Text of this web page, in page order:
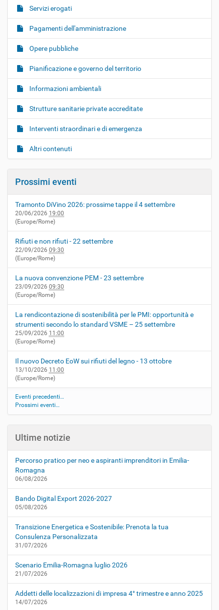
Servizi erogati
Pagamenti dell'amministrazione
Opere pubbliche
Pianificazione e governo del territorio
Informazioni ambientali
Strutture sanitarie private accreditate
Interventi straordinari e di emergenza
Altri contenuti
Prossimi eventi
Tramonto DiVino 2026: prossime tappe il 4 settembre
20/06/2026 19:00
(Europe/Rome)
Rifiuti e non rifiuti - 22 settembre
22/09/2026 09:30
(Europe/Rome)
La nuova convenzione PEM - 23 settembre
23/09/2026 09:30
(Europe/Rome)
La rendicontazione di sostenibilità per le PMI: opportunità e
strumenti secondo lo standard VSME – 25 settembre
25/09/2026 11:00
(Europe/Rome)
Il nuovo Decreto EoW sui rifiuti del legno - 13 ottobre
13/10/2026 11:00
(Europe/Rome)
Eventi precedenti…
Prossimi eventi…
Ultime notizie
Percorso pratico per neo e aspiranti imprenditori in Emilia-
Romagna
06/08/2026
Bando Digital Export 2026-2027
05/08/2026
Transizione Energetica e Sostenibile: Prenota la tua
Consulenza Personalizzata
31/07/2026
Scenario Emilia-Romagna luglio 2026
21/07/2026
Addetti delle localizzazioni di impresa 4° trimestre e anno 2025
14/07/2026